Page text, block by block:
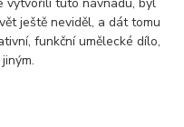
vytvořili tuto návnadu, byl
ještě neviděl, a dát tomu
funkční umělecké dílo,